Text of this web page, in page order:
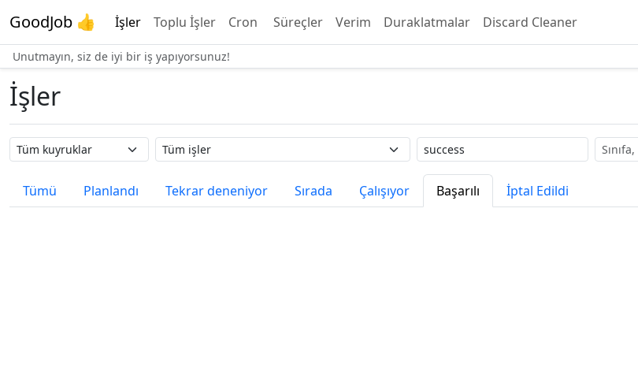
GoodJob 👍 İşler Toplu İşler Cron Süreçler Verim Duraklatmalar Discard Cleaner
Unutmayın, siz de iyi bir iş yapıyorsunuz!
İşler
Kuyruk adı İş adı Etiket Ara
Tümü Planlandı Tekrar deneniyor Sırada Çalışıyor Başarılı İptal Edildi